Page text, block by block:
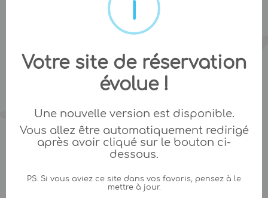
Votre site de réservation
évolue !
Une nouvelle version est disponible.
Vous allez être automatiquement redirigé
après avoir cliqué sur le bouton ci-
dessous.
PS: Si vous aviez ce site dans vos favoris, pensez à le
mettre à jour.